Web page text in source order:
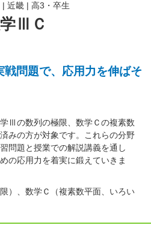
ⅢＣ
| 近畿 | 高3・卒生
問題で、応用力を伸ばそ
Ⅲの数列の極限、数学Ｃの複素数
みの方が対象です。これらの分野
問題と授業での解説講義を通し
の応用力を着実に鍛えていきま
）、数学Ｃ（複素数平面、いろい